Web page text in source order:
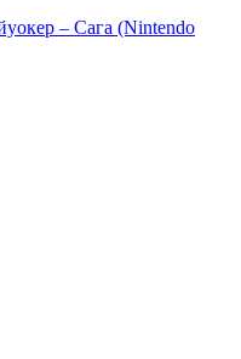
– Сага (Nintendo